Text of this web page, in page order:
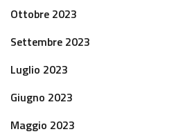
Ottobre 2023
Settembre 2023
Luglio 2023
Giugno 2023
Maggio 2023